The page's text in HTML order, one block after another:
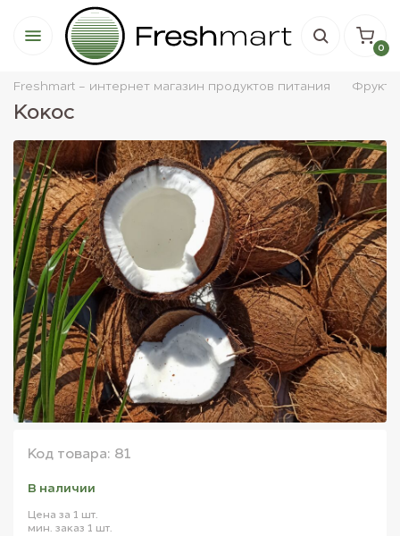
0
Freshmart - интернет магазин продуктов питания Фрукты
Кокос
Код товара: 81
В наличии
Цена за 1 шт.
мин. заказ 1 шт.